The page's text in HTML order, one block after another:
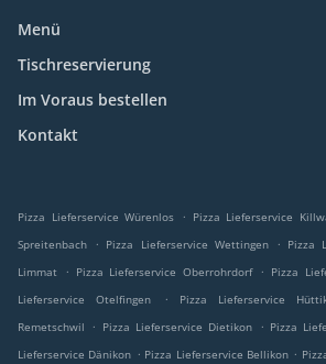
Menü
Tischreservierung
Im Voraus bestellen
Kontakt
Pizza Lieferservice Würenlos . Pizza Lieferservice
Spreitenbach
. Pizza Lieferservice Wettingen . Pizza
Limmat
. Pizza Lieferservice Oberrohrdorf . Pizza
Lieferservice Otelfingen
. Pizza Lieferservice
Remetschwil
. Pizza Lieferservice Dietikon . Pizza
Lieferservice Dänikon . Pizza Lieferservice Bellikon .